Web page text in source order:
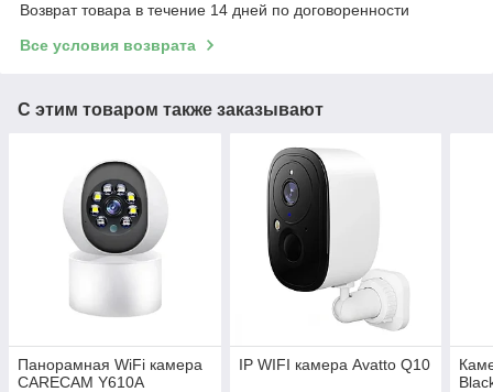
Возврат товара в течение 14 дней по договоренности
Все условия возврата
С этим товаром также заказывают
Панорамная WiFi камера
CARECAM Y610A
IP WIFI камера Avatto Q10